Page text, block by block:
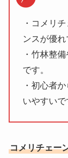
・コメリ
ンスが優れ
・竹林整
です。
・初心者
いやすいで
コメリチェー